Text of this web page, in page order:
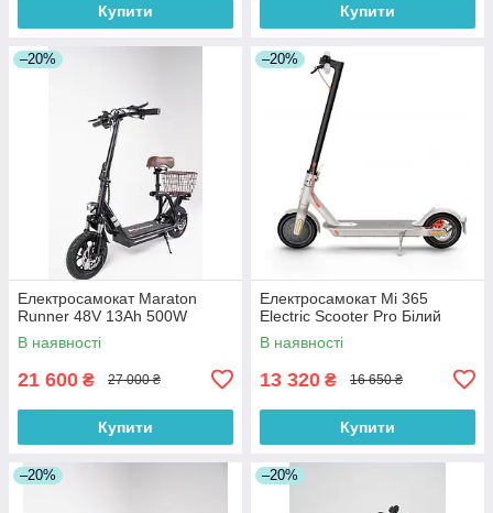
Купити Купити
–20%
Електросамокат Maraton
Runner 48V 13Ah 500W
В наявності
21 600 ₴ 27 000 ₴
Купити
–20%
Електросамокат Mi 365
Electric Scooter Pro Білий
В наявності
13 320 ₴ 16 650 ₴
Купити
–20% –20%